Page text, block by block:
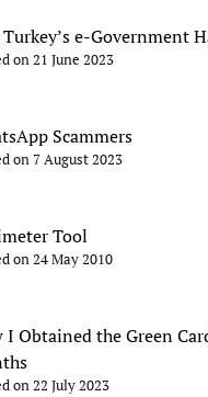
Turkey’s e-Government
on 21 June 2023
Scammers
on 7 August 2023
Tool
on 24 May 2010
I Obtained the Green
on 22 July 2023